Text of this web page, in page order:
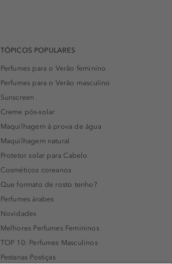
TÓPICOS POPULARES
Perfumes para o Verão feminino
Perfumes para o Verão masculino
Sunscreen
Creme pós-solar
Maquilhagem à prova de água
Maquilhagem natural
Protetor solar para Cabelo
Cosméticos coreanos
Que formato de rosto tenho?
Perfumes árabes
Novidades
Melhores Perfumes Femininos
TOP 10: Perfumes Masculinos
Pestanas Postiças